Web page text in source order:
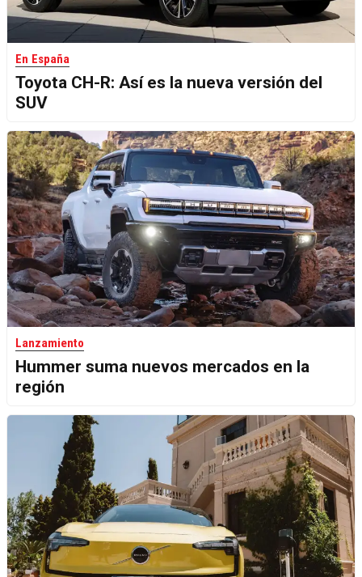
En España
Toyota CH-R: Así es la nueva versión del
SUV
Lanzamiento
Hummer suma nuevos mercados en la
región